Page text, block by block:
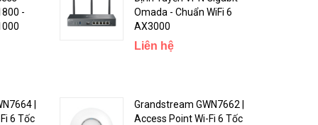
trung
• Bộ điều khiển phần
cứng Omada
(OC200)
CE, FCC, RoHS
-
Omada - Chuẩn WiFi 6
AX3000
Liên hệ
|
6 Tốc
Grandstream GWN7662 |
Access Point Wi-Fi 6 Tốc